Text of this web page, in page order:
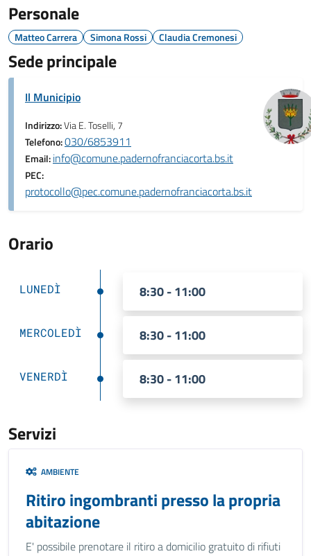
Personale
Matteo Carrera Simona Rossi Claudia Cremonesi
Sede principale
Il Municipio
Indirizzo:Via E. Toselli, 7
Telefono:030/6853911
Email:info@comune.padernofranciacorta.bs.it
PEC:
protocollo@pec.comune.padernofranciacorta.bs.it
Orario
LUNEDÌ 8:30 - 11:00
MERCOLEDÌ 8:30 - 11:00
VENERDÌ 8:30 - 11:00
Servizi
AMBIENTE
Ritiro ingombranti presso la propria
abitazione
E' possibile prenotare il ritiro a domicilio gratuito di rifiuti